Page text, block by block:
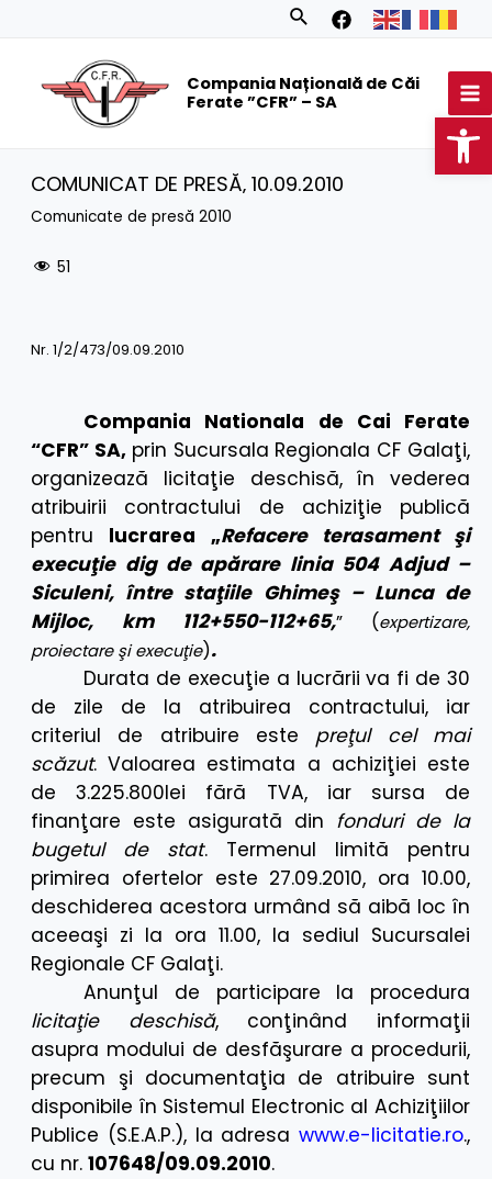
Search
Compania Națională de Căi
Ferate ”CFR” – SA
COMUNICAT DE PRESĂ‚ 10.09.2010
Comunicate de presă 2010
51
Nr. 1/2/473/09.09.2010
Compania Nationala de Cai Ferate
“CFR” SA, prin Sucursala Regionala CF Galaţi,
organizează licitaţie deschisă, în vederea
atribuirii contractului de achiziţie publică
pentru lucrarea „Refacere terasament şi
execuţie dig de apărare linia 504 Adjud –
Siculeni, între staţiile Ghimeş – Lunca de
Mijloc, km 112+550-112+65,” (expertizare,
proiectare şi execuţie).
Durata de execuţie a lucrării va fi de 30
de zile de la atribuirea contractului, iar
criteriul de atribuire este preţul cel mai
scăzut. Valoarea estimata a achiziţiei este
de3.225.800lei fără TVA, iar sursa de
finanţare este asigurată din fonduri de la
bugetul de stat. Termenul limită pentru
primirea ofertelor este 27.09.2010, ora 10.00,
deschiderea acestora urmând să aibă loc în
aceeaşi zi la ora 11.00, la sediul Sucursalei
Regionale CF Galaţi.
Anunţul de participare la procedura
licitaţie deschisă, conţinând informaţii
asupra modului de desfăşurare a procedurii,
precum şi documentaţia de atribuire sunt
disponibile în Sistemul Electronic al Achiziţiilor
Publice (S.E.A.P.), la adresa www.e-licitatie.ro.,
cu nr.107648/09.09.2010.